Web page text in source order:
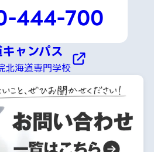
444-700
ャンパス
北海道専門学校